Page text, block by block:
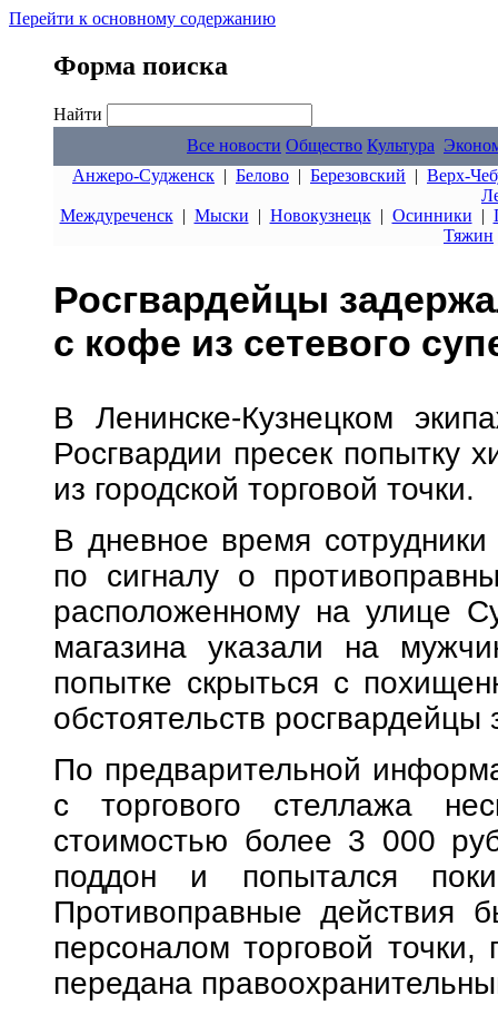
Перейти к основному содержанию
Форма поиска
Найти
Все новости Общество Культура
Анжеро-Судженск | Белово | Березовский | Верх-
Междуреченск| Мыски | Новокузнецк| Осинники |
Тяжин
Росгвардейцы
с кофе из сетевого
В Ленинске-Кузнецком
Росгвардии пресек попытку
из городской торговой точки.
В дневное время
по сигналу о
расположенному на улице
магазина указали на
попытке скрыться с
обстоятельств
По предварительной
с торгового стеллажа
стоимостью более 3 000
поддон и попытался
Противоправные действия
персоналом торговой
передана